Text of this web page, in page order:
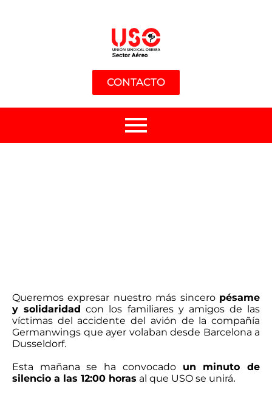
CONTACTO
Queremos expresar nuestro más sincero pésame
y solidaridad con los familiares y amigos de las
víctimas del accidente del avión de la compañía
Germanwings que ayer volaban desde Barcelona a
Dusseldorf.
Esta mañana se ha convocado un minuto de
silencio a las 12:00 horas al que USO se unirá.